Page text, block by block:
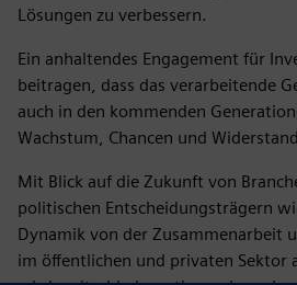
Lösungen zu verbessern.
Ein anhaltendes Engagement für
beitragen, dass das verarbeitende
auch in den kommenden
Wachstum, Chancen und
Mit Blick auf die Zukunft von
politischen Entscheidungsträgern
Dynamik von der Zusammenarbeit
im öffentlichen und privaten Sektor